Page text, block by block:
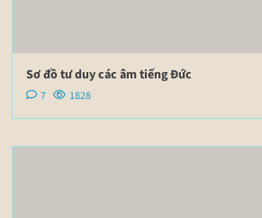
Sơ đồ tư duy các âm tiếng Đức
7 1828